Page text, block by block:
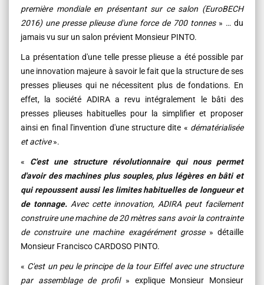
première mondiale en présentant sur ce salon (EuroBECH
2016) une presse plieuse d'une force de 700 tonnes » … du
jamais vu sur un salon prévient Monsieur PINTO.
La présentation d'une telle presse plieuse a été possible par
une innovation majeure à savoir le fait que la structure de ses
presses plieuses qui ne nécessitent plus de fondations. En
effet, la société ADIRA a revu intégralement le bâti des
presses plieuses habituelles pour la simplifier et proposer
ainsi en final l'invention d'une structure dite « dématérialisée
et active».
« C'est une structure révolutionnaire qui nous permet
d'avoir des machines plus souples, plus légères en bâti et
qui repoussent aussi les limites habituelles de longueur et
de tonnage. Avec cette innovation, ADIRA peut facilement
construire une machine de 20 mètres sans avoir la contrainte
de construire une machine exagérément grosse» détaille
Monsieur Francisco CARDOSO PINTO.
« C'est un peu le principe de la tour Eiffel avec une structure
par assemblage de profil» explique Monsieur Monsieur